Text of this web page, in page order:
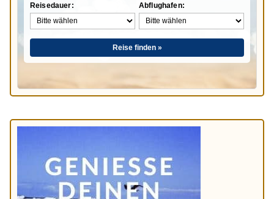
Reisedauer: Abflughafen:
Reise finden »